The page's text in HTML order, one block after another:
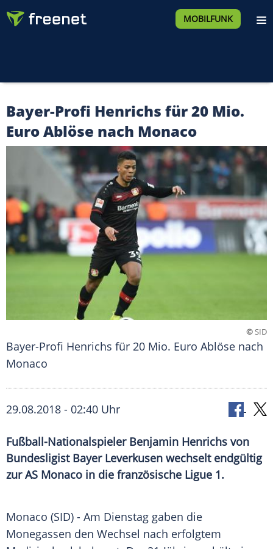
MOBILFUNK
Bayer-Profi Henrichs für 20 Mio.
Euro Ablöse nach Monaco
©SID
Bayer-Profi Henrichs für 20 Mio. Euro Ablöse nach
Monaco
29.08.2018 - 02:40 Uhr
Fußball-Nationalspieler Benjamin Henrichs von
Bundesligist Bayer Leverkusen wechselt endgültig
zur AS Monaco in die französische Ligue 1.
Monaco (SID) - Am Dienstag gaben die
Monegassen den Wechsel nach erfolgtem